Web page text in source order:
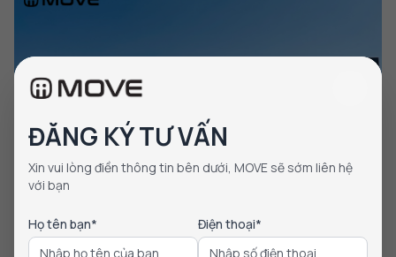
Top 5 cửa hàng bán phụ tùng xe đạp điện chính hãng
ĐĂNG KÝ TƯ VẤN
Xin vui lòng điền thông tin bên dưới, MOVE sẽ sớm liên hệ
với bạn
Họ tên bạn* Điện thoại*